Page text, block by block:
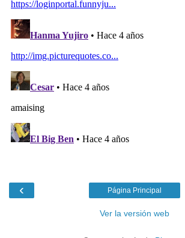
‹ Página Principal
Ver la versión web